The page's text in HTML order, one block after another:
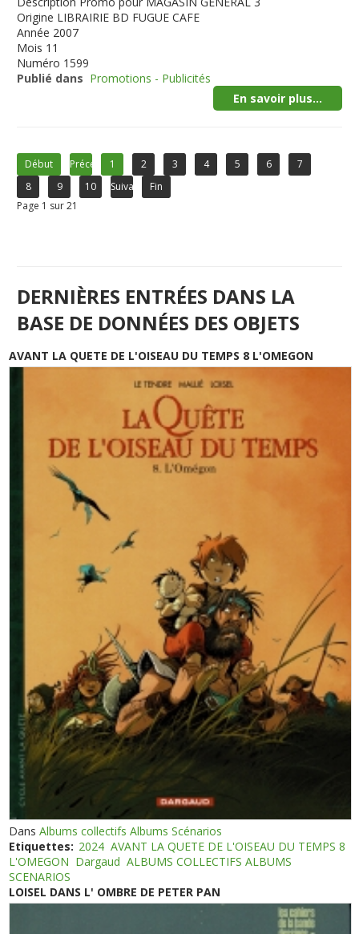
Origine LIBRAIRIE BD FUGUE CAFE
Année 2007
Mois 11
Numéro 1599
Publié dans Promotions - Publicités
En savoir plus...
Début Précédent1 2 3 4 5 6
7
8
9 10 Suivant
Fin
Page 1 sur 21
DERNIÈRES ENTRÉES DANS LA
BASE DE DONNÉES DES OBJETS
AVANT LA QUETE DE L'OISEAU DU TEMPS 8 L'OMEGON
DansAlbums collectifs Albums Scénarios
Etiquettes: 2024 AVANT LA QUETE DE L'OISEAU DU TEMPS 8
L'OMEGON Dargaud ALBUMS COLLECTIFS ALBUMS
SCENARIOS
LOISEL DANS L' OMBRE DE PETER PAN